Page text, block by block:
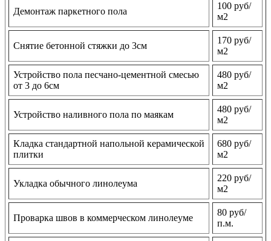
Демонтаж паркетного пола
100 руб/
м2
Снятие бетонной стяжки до 3см
170 руб/
м2
Устройство пола песчано-цементной смесью
от 3 до 6см
480 руб/
м2
Устройство наливного пола по маякам
480 руб/
м2
Кладка стандартной напольной керамической
плитки
680 руб/
м2
Укладка обычного линолеума
220 руб/
м2
Проварка швов в коммерческом линолеуме
80 руб/
п.м.